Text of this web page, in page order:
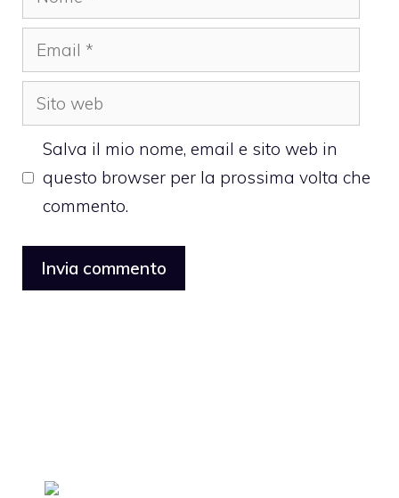
Email
Sito
web
Salva il mio nome, email e sito web in
questo browser per la prossima volta che
commento.